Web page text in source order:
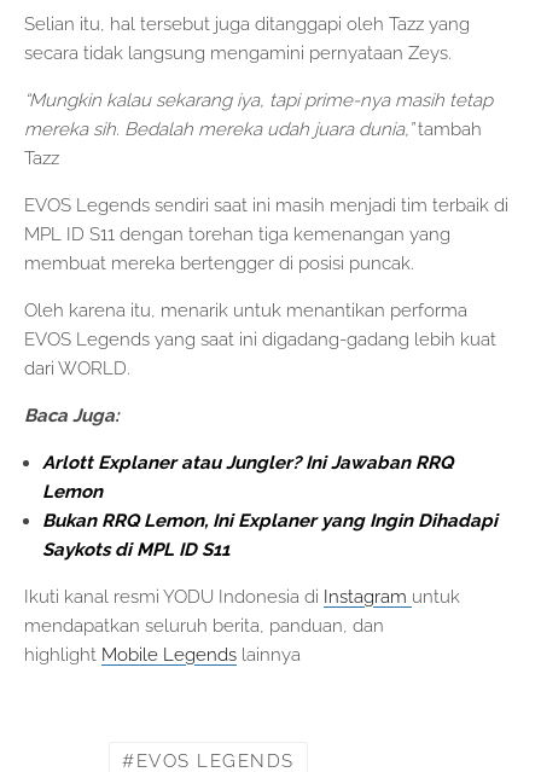
Selian itu, hal tersebut juga ditanggapi oleh Tazz yang
secara tidak langsung mengamini pernyataan Zeys.
“Mungkin kalau sekarang iya, tapi prime-nya masih tetap
mereka sih. Bedalah mereka udah juara dunia,”tambah
Tazz
EVOS Legends sendiri saat ini masih menjadi tim terbaik di
MPL ID S11 dengan torehan tiga kemenangan yang
membuat mereka bertengger di posisi puncak.
Oleh karena itu, menarik untuk menantikan performa
EVOS Legends yang saat ini digadang-gadang lebih kuat
dari WORLD.
Baca Juga:
Arlott Explaner atau Jungler? Ini Jawaban RRQ
Lemon
Bukan RRQ Lemon, Ini Explaner yang Ingin Dihadapi
Saykots di MPL ID S11
Ikuti kanal resmi YODU Indonesia di Instagram untuk
mendapatkan seluruh berita, panduan, dan
highlight Mobile Legends lainnya
EVOS LEGENDS